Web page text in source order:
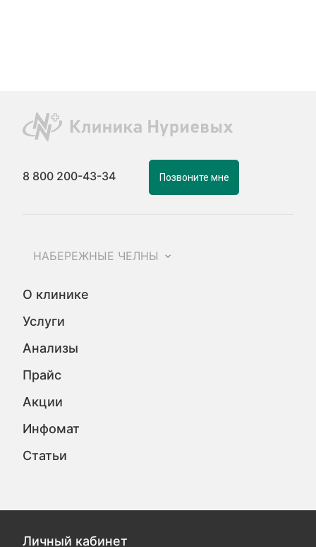
8 800 200-43-34 Позвоните мне
НАБЕРЕЖНЫЕ ЧЕЛНЫ
О клинике
Услуги
Анализы
Прайс
Акции
Инфомат
Статьи
Личный кабинет